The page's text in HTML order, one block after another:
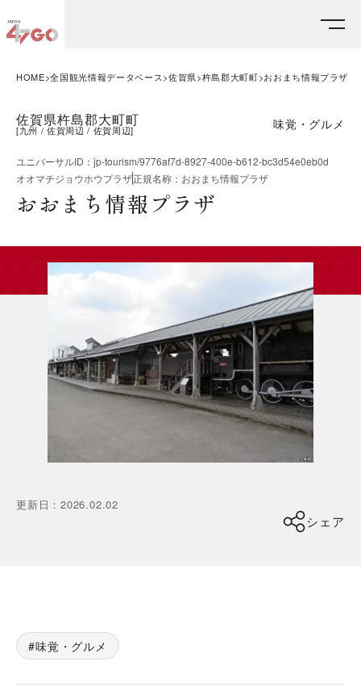
HOME 全国観光情報データベース 佐賀県 杵島郡大町町 おおまち情報プラザ
佐賀県杵島郡大町町
[九州 佐賀周辺 佐賀周辺] 味覚・グルメ
ユニバーサルID ： jp-tourism/9776af7d-8927-400e-b612-bc3d54e0eb0d
オオマチジョウホウプラザ正規名称 ： おおまち情報プラザ
おおまち情報プラザ
更新日 ：2026.02.02
シェア
味覚・グルメ